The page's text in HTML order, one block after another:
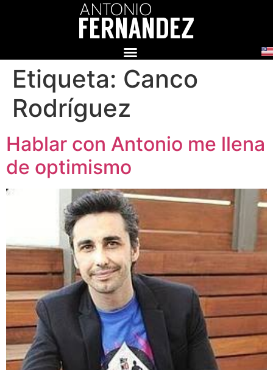
Etiqueta: Canco
Rodríguez
Hablar con Antonio me llena
de optimismo